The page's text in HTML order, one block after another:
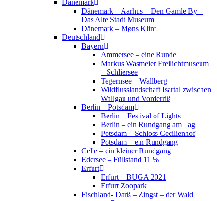
Dänemark
Dänemark – Aarhus – Den Gamle By –
Das Alte Stadt Museum
Dänemark – Møns Klint
Deutschland
Bayern
Ammersee – eine Runde
Markus Wasmeier Freilichtmuseum
– Schliersee
Tegernsee – Wallberg
Wildflusslandschaft Isartal zwischen
Wallgau und Vorderriß
Berlin – Potsdam
Berlin – Festival of Lights
Berlin – ein Rundgang am Tag
Potsdam – Schloss Cecilienhof
Potsdam – ein Rundgang
Celle – ein kleiner Rundgang
Edersee – Füllstand 11 %
Erfurt
Erfurt – BUGA 2021
Erfurt Zoopark
Fischland- Darß – Zingst – der Wald